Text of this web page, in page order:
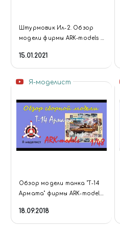
Штурмовик Ил-2. Обзор
модели фирмы ARK-models в
скидка 20 процентов на
все!
15.01.2021
Я-моделист
Обзор модели танка "Т-14
Армата" фирмы ARK-models
18.09.2018